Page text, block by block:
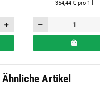
354,44 € pro 1 l
Ähnliche Artikel